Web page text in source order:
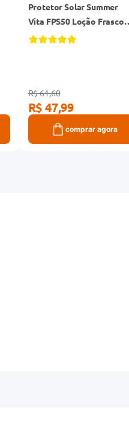
Protetor Solar Summer
Vita FPS50 Loção Frasco
200ml
R$ 61,60
R$ 47,99
comprar agora